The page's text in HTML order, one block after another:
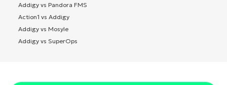
Addigy vs Pandora FMS
Action1 vs Addigy
Addigy vs Mosyle
Addigy vs SuperOps